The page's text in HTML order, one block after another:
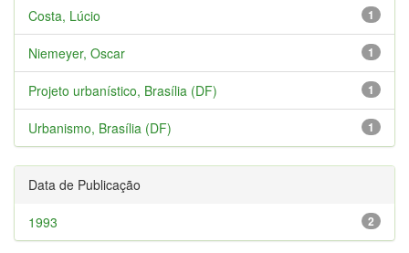
1
Costa, Lúcio
1
Niemeyer, Oscar
1
Projeto urbanístico, Brasília (DF)
1
Urbanismo, Brasília (DF)
Data de Publicação
2
1993